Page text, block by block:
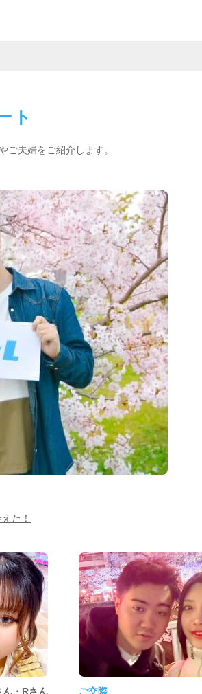
ト
ご夫婦をご紹介します。
た！
ん・Rさん
ご交際